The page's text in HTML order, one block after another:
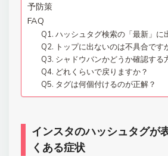
予防策
FAQ
Q1. ハッシュタグ検索の「最新」に
Q2. トップに出ないのは不具合です
Q3. シャドウバンかどうか確認する
Q4. どれくらいで戻りますか？
Q5. タグは何個付けるのが正解？
インスタのハッシュタグが
くある症状